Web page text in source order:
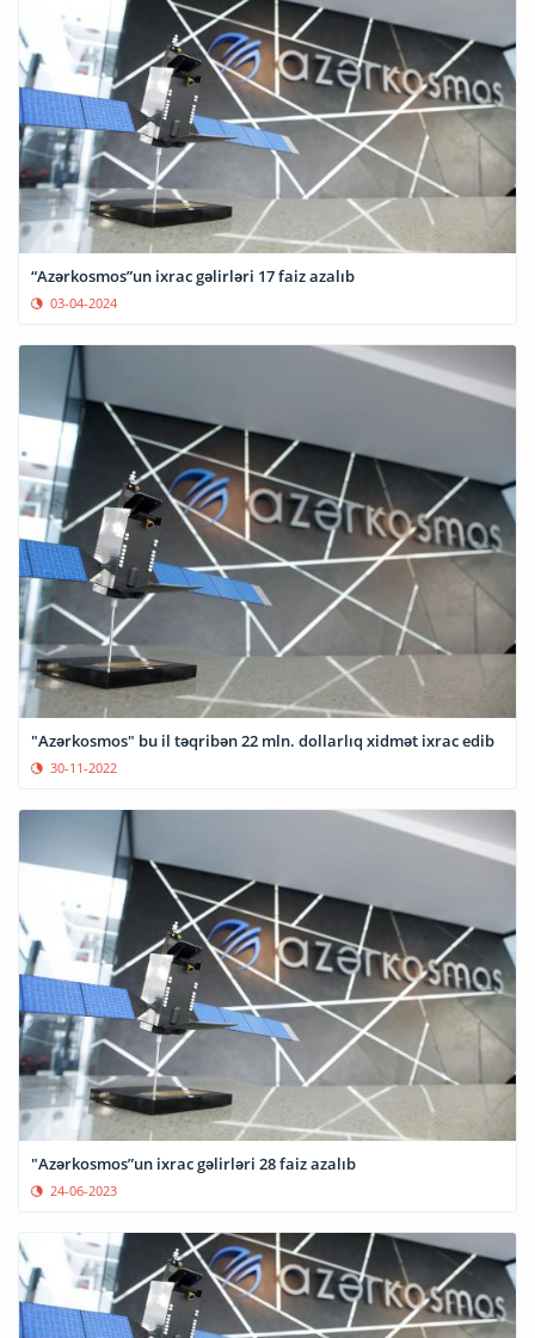
“Azərkosmos”un ixrac gəlirləri 17 faiz azalıb
03-04-2024
"Azərkosmos" bu il təqribən 22 mln. dollarlıq xidmət ixrac edib
30-11-2022
"Azərkosmos”un ixrac gəlirləri 28 faiz azalıb
24-06-2023